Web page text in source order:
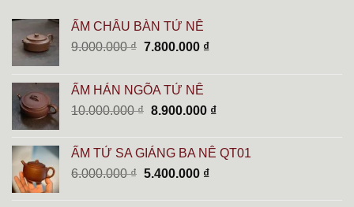
ẤM CHÂU BÀN TỬ NÊ
9.000.000₫ Giá
9.000.000 ₫.
7.800.000 ₫Giá
7.800.000 ₫.
ẤM HÁN NGÕA TỬ NÊ
10.000.000₫ Giá
là:
10.000.000 ₫.
8.900.000 ₫Giá
là:
ẤM TỬ SA GIÁNG BA NÊ QT01
6.000.000₫ Giá
5.400.000 ₫Giá